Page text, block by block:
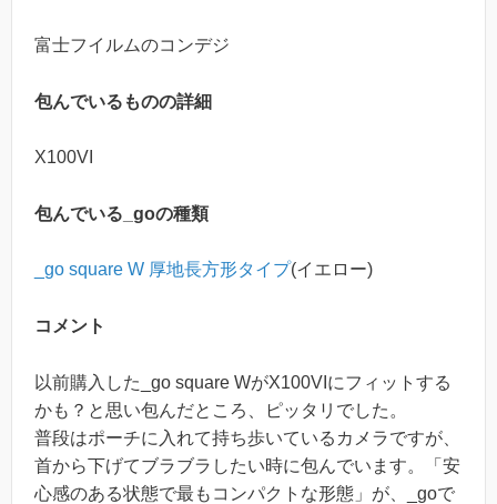
富士フイルムのコンデジ
包んでいるものの詳細
X100VI
包んでいる_goの種類
_go square W 厚地長方形タイプ(イエロー)
コメント
以前購入した_go square WがX100VIにフィットする
かも？と思い包んだところ、ピッタリでした。
普段はポーチに入れて持ち歩いているカメラですが、
首から下げてブラブラしたい時に包んでいます。「安
心感のある状態で最もコンパクトな形態」が、_goで